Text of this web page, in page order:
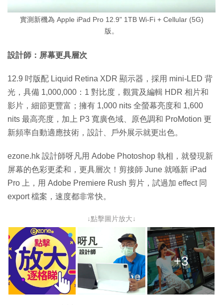
實測新機為 Apple iPad Pro 12.9" 1TB Wi-Fi + Cellular (5G)
版。
設計師：屏幕更具層次
12.9 吋版配 Liquid Retina XDR 顯示器，採用 mini-LED 背
光，具備 1,000,000：1 對比度，觀賞及編輯 HDR 相片和
影片，細節更豐富；擁有 1,000 nits 全螢幕亮度和 1,600
nits 最高亮度，加上 P3 寬廣色域、原色調和 ProMotion 更
新頻率自動適應技術，設計、戶外展示就更出色。
ezone.hk 設計師呀凡用 Adobe Photoshop 執相，就發現新
屏幕的色彩更柔和，更具層次！剪接師 June 就喺新 iPad
Pro 上，用 Adobe Premiere Rush 剪片，試過加 effect 同
export 檔案，速度都非常快。
↓點擊圖片放大↓
+3